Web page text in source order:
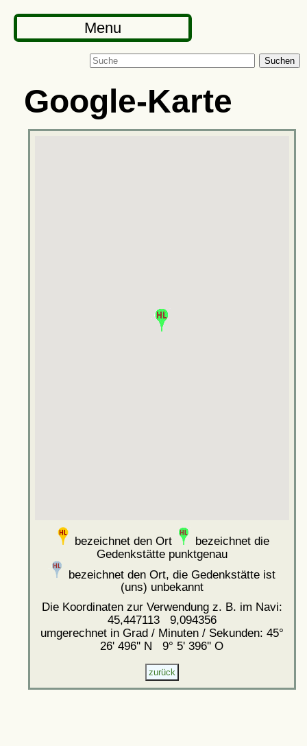
Menu
Suchen
Google-Karte
bezeichnet den Ort
bezeichnet die
Gedenkstätte punktgenau
bezeichnet den Ort, die Gedenkstätte ist
(uns) unbekannt
Die Koordinaten zur Verwendung z. B. im Navi:
45,447113 9,094356
umgerechnet in Grad / Minuten / Sekunden: 45°
26' 496'' N 9° 5' 396'' O